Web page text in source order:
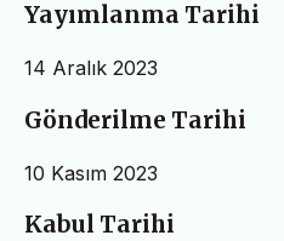
Yayımlanma Tarihi
14 Aralık 2023
Gönderilme Tarihi
10 Kasım 2023
Kabul Tarihi